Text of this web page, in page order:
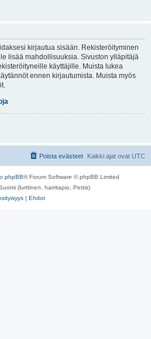
kirjautua sisään. Rekisteröityminen
lisää mahdollisuuksia. Sivuston ylläpitäjä
käyttäjille. Muista lukea
ennen kirjautumista. Muista myös
Kaikki ajat ovat UTC
Poista evästeet
phpBB® Forum Software © phpBB Limited
(lurttinen, harritapio, Pettis)
| Ehdot